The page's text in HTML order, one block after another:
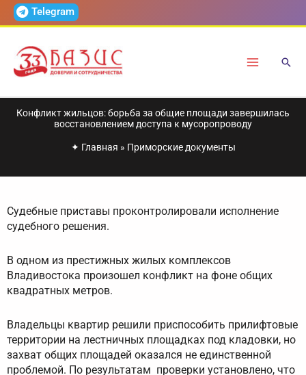
ПерейтиTelegram
Конфликт жильцов: борьба за общие площади завершилась
восстановлением доступа к мусоропроводу
✦ Главная » Приморские документы
Судебные приставы проконтролировали исполнение
судебного решения.
В одном из престижных жилых комплексов
Владивостока произошел конфликт на фоне общих
квадратных метров.
Владельцы квартир решили приспособить прилифтовые
территории на лестничных площадках под кладовки, но
захват общих площадей оказался не единственной
проблемой. По результатам проверки установлено, что